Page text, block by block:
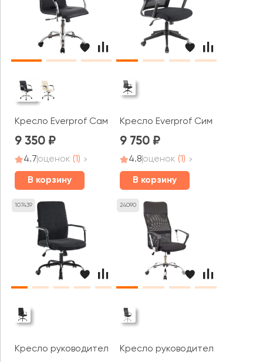
Кресло Everprof Самба Вуд Т / Samba Wood T
9 350
4.7оценок (1)
В корзину
Кресло Everprof Симпл / Simple
9 750
4.8оценок (1)
В корзину
107439
Кресло руководителя Everprof Марс ЛБ / Mars LB
24090
Кресло руководителя Everprof